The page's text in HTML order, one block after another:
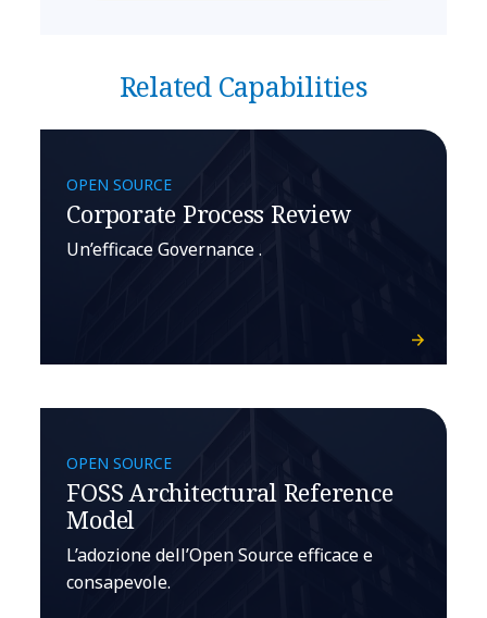
Related Capabilities
OPEN SOURCE
Corporate Process Review
Un’efficace Governance .
OPEN SOURCE
FOSS Architectural Reference
Model
L’adozione dell’Open Source efficace e
consapevole.